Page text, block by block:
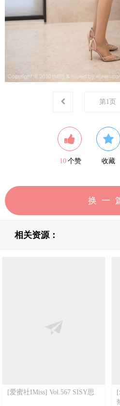
第1 页
10 个赞 收藏
换一
相关资源：
[爱蜜社IMiss] Vol.567 SISY思